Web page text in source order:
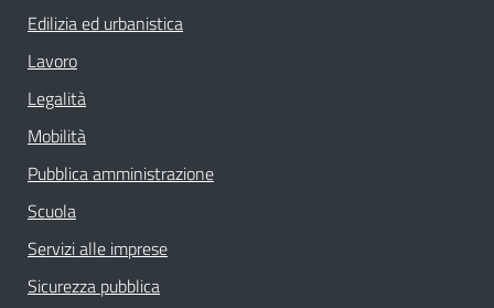
Edilizia ed urbanistica
Lavoro
Legalità
Mobilità
Pubblica amministrazione
Scuola
Servizi alle imprese
Sicurezza pubblica